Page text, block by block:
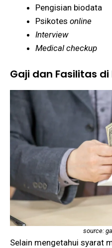
Pengisian biodata
Psikotes online
Interview
Medical checkup
Gaji dan Fasilitas di
source:
Selain mengetahui syarat